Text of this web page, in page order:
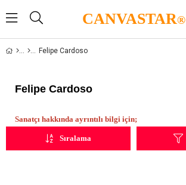
CANVASTAR®
Felipe Cardoso
Felipe Cardoso
Sanatçı hakkında ayrıntılı bilgi için;
Sıralama